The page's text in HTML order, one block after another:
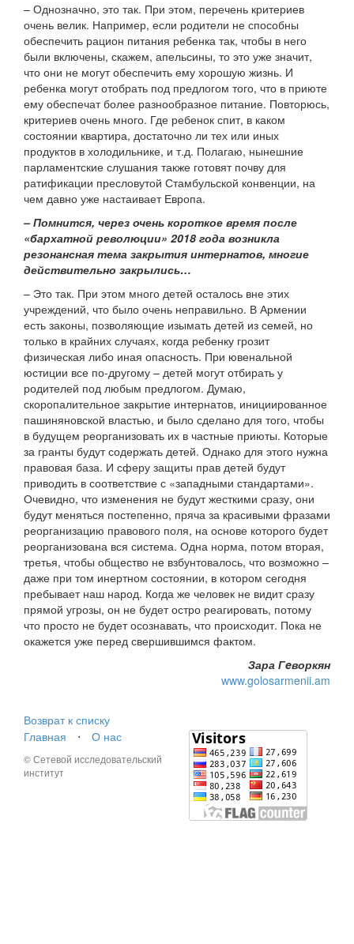
– Однозначно, это так. При этом, перечень критериев
очень велик. Например, если родители не способны
обеспечить рацион питания ребенка так, чтобы в него
были включены, скажем, апельсины, то это уже значит,
что они не могут обеспечить ему хорошую жизнь. И
ребенка могут отобрать под предлогом того, что в приюте
ему обеспечат более разнообразное питание. Повторюсь,
критериев очень много. Где ребенок спит, в каком
состоянии квартира, достаточно ли тех или иных
продуктов в холодильнике, и т.д. Полагаю, нынешние
парламентские слушания также готовят почву для
ратификации пресловутой Стамбульской конвенции, на
чем давно уже настаивает Европа.
– Помнится, через очень короткое время после
«бархатной революции» 2018 года возникла
резонансная тема закрытия интернатов, многие
действительно закрылись…
– Это так. При этом много детей осталось вне этих
учреждений, что было очень неправильно. В Армении
есть законы, позволяющие изымать детей из семей, но
только в крайних случаях, когда ребенку грозит
физическая либо иная опасность. При ювенальной
юстиции все по-другому – детей могут отбирать у
родителей под любым предлогом. Думаю,
скоропалительное закрытие интернатов, инициированное
пашиняновской властью, и было сделано для того, чтобы
в будущем реорганизовать их в частные приюты. Которые
за гранты будут содержать детей. Однако для этого нужна
правовая база. И сферу защиты прав детей будут
приводить в соответствие с «западными стандартами».
Очевидно, что изменения не будут жесткими сразу, они
будут меняться постепенно, пряча за красивыми фразами
реорганизацию правового поля, на основе которого будет
реорганизована вся система. Одна норма, потом вторая,
третья, чтобы общество не взбунтовалось, что возможно –
даже при том инертном состоянии, в котором сегодня
пребывает наш народ. Когда же человек не видит сразу
прямой угрозы, он не будет остро реагировать, потому
что просто не будет осознавать, что происходит. Пока не
окажется уже перед свершившимся фактом.
Зара Гeворкян
www.golosarmenii.am
Возврат к списку
Главная
⋅ О нас
© Сетевой исследовательский
институт